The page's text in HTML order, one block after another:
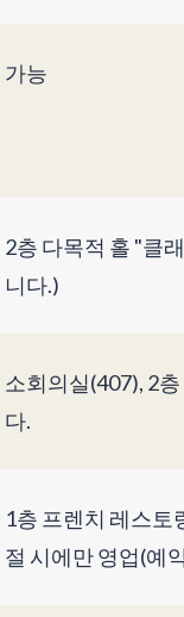
가능
2층 다목적 홀 "클
니다.)
소회의실(407), 2
다.
1층 프렌치 레스토
절 시에만 영업(예